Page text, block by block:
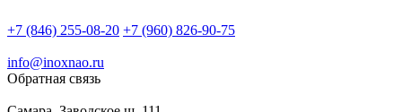
+7 (846) 255-08-20 +7 (960) 826-90-75
info@inoxnao.ru
Обратная связь